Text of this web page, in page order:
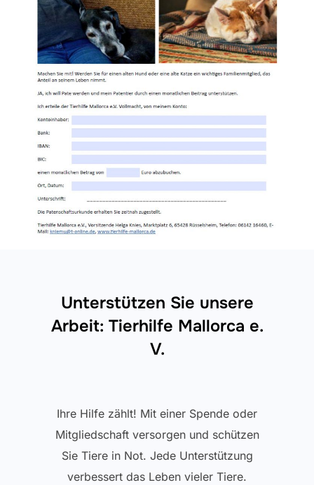
Unterstützen Sie unsere
Arbeit: Tierhilfe Mallorca e.
V.
Ihre Hilfe zählt! Mit einer Spende oder
Mitgliedschaft versorgen und schützen
Sie Tiere in Not. Jede Unterstützung
verbessert das Leben vieler Tiere.